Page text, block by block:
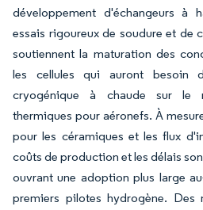
développement d'échangeurs à
essais rigoureux de soudure et de
soutiennent la maturation des
les cellules qui auront besoin
cryogénique à chaude sur le
thermiques pour aéronefs. À
pour les céramiques et les flux
coûts de production et les délais
ouvrant une adoption plus large
premiers pilotes hydrogène. Des